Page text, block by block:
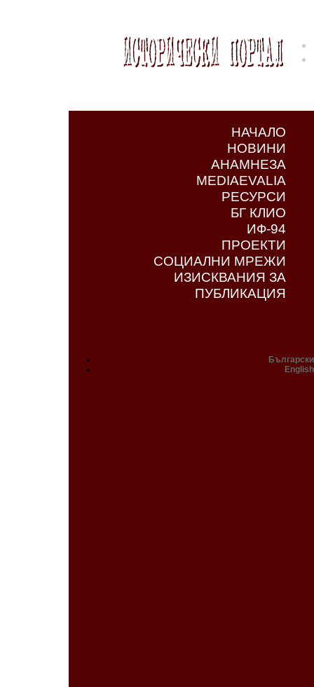
НАЧАЛО
НОВИНИ
АНАМНЕЗА
MEDIAEVALIA
РЕСУРСИ
БГ КЛИО
ИФ-94
ПРОЕКТИ
СОЦИАЛНИ МРЕЖИ
ИЗИСКВАНИЯ ЗА
ПУБЛИКАЦИЯ
Български
English